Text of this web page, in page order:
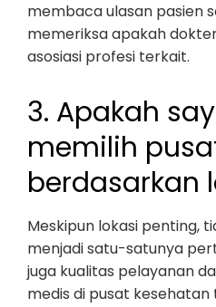
membaca ulasan pasien
memeriksa apakah
asosiasi profesi terkait.
3. Apakah
memilih
berdasarkan
Meskipun lokasi penting,
menjadi satu-satunya
juga kualitas pelayanan
medis di pusat kesehatan